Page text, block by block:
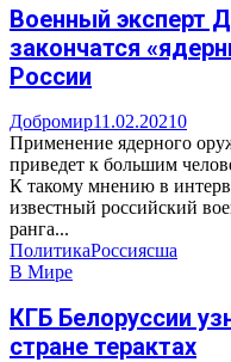
Военный эксперт
закончатся
России
Добромир11.02.20210
Применение ядерного
приведет к большим
К такому мнению в
известный российский
ранга...
ПолитикаРоссиясша
В Мире
КГБ Белоруссии
стране терактах